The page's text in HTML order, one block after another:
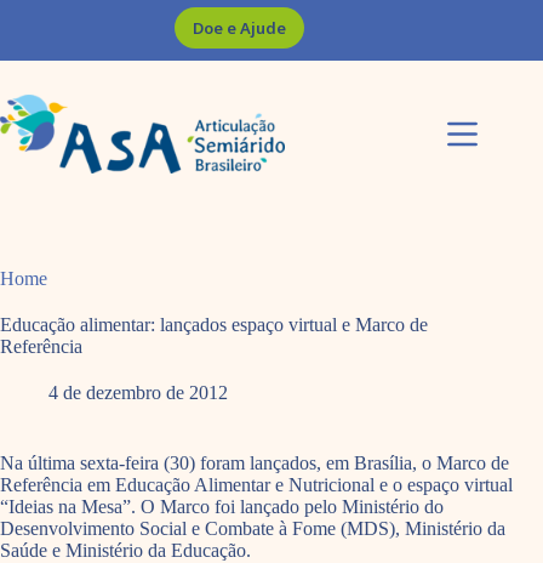
Doe e Ajude
Home
Educação alimentar: lançados espaço virtual e Marco de
Referência
4 de dezembro de 2012
Na última sexta-feira (30) foram lançados, em Brasília, o Marco de
Referência em Educação Alimentar e Nutricional e o espaço virtual
“Ideias na Mesa”. O Marco foi lançado pelo Ministério do
Desenvolvimento Social e Combate à Fome (MDS), Ministério da
Saúde e Ministério da Educação.